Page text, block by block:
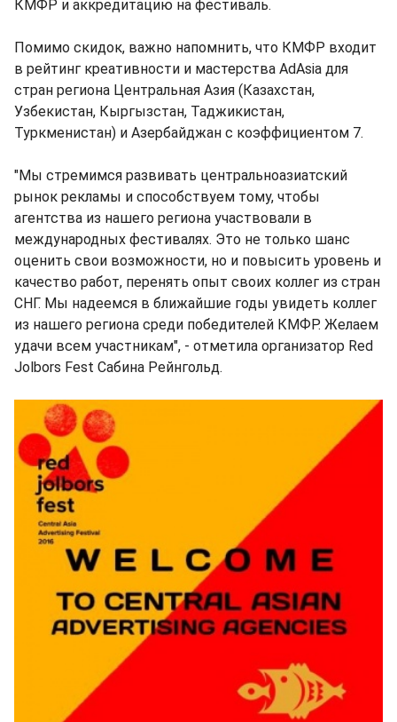
КМФР и аккредитацию на фестиваль.
Помимо скидок, важно напомнить, что КМФР входит
в рейтинг креативности и мастерства AdAsia для
стран региона Центральная Азия (Казахстан,
Узбекистан, Кыргызстан, Таджикистан,
Туркменистан) и Азербайджан с коэффициентом 7.
"Мы стремимся развивать центральноазиатский
рынок рекламы и способствуем тому, чтобы
агентства из нашего региона участвовали в
международных фестивалях. Это не только шанс
оценить свои возможности, но и повысить уровень и
качество работ, перенять опыт своих коллег из стран
СНГ. Мы надеемся в ближайшие годы увидеть коллег
из нашего региона среди победителей КМФР. Желаем
удачи всем участникам", - отметила организатор Red
Jolbors Fest Сабина Рейнгольд.